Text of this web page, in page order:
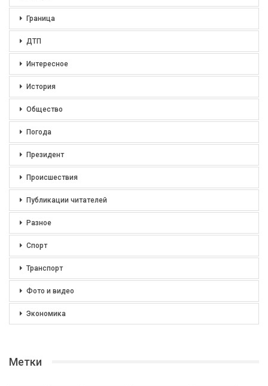
Граница
ДТП
Интересное
История
Общество
Погода
Президент
Происшествия
Публикации читателей
Разное
Спорт
Транспорт
Фото и видео
Экономика
Метки